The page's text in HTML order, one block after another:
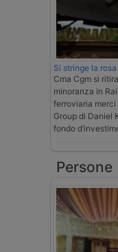
Si stringe la
Cma Cgm si
minoranza in
ferroviaria merci
Group di Daniel
fondo
Persone